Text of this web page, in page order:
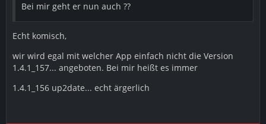
Bei mir geht er nun auch ??
Echt komisch,
wir wird egal mit welcher App einfach nicht die Version
1.4.1_157... angeboten. Bei mir heißt es immer
1.4.1_156 up2date... echt ärgerlich